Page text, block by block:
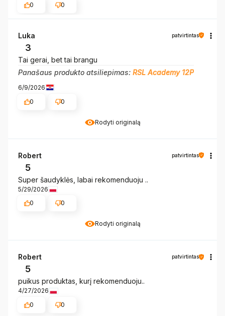
0
0
Rodyti originalą
Luka patvirtintas
3
Tai gerai, bet tai brangu
Panašaus produkto atsiliepimas: RSL Academy 12P
6/9/2026
0
0
Rodyti originalą
Robert patvirtintas
5
Super šaudyklės, labai rekomenduoju ..
5/29/2026
0
0
Robert patvirtintas
5
puikus produktas, kurį rekomenduoju..
4/27/2026
0
0